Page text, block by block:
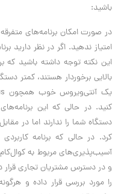
باشید:
در صورت امکان برنامه‌های
امتیاز ندهید. اگر در نظر دارید
این نکته توجه داشته باشید که
بالایی برخوردار هستند، کمتر
کنید. در حالی که این
دستگاه شما را ندارند اما در
آسیب‌پذیری‌های مربوط به کوال‌کام
را مورد بررسی قرار داده و